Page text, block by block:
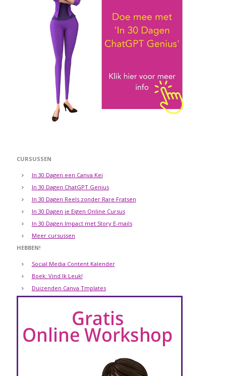
CURSUSSEN
In 30 Dagen een Canva Kei
In 30 Dagen ChatGPT Genius
In 30 Dagen Reels zonder Rare Fratsen
In 30 Dagen je Eigen Online Cursus
In 30 Dagen Impact met Story E-mails
Meer cursussen
HEBBEN!
Social Media Content Kalender
Boek: Vind Ik Leuk!
Duizenden Canva Tmplates